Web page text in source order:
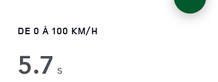
DE 0 À 100 KM/H
5.7 s